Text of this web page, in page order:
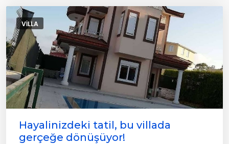
VILLA
Hayalinizdeki tatil, bu villada
gerçeğe dönüşüyor!